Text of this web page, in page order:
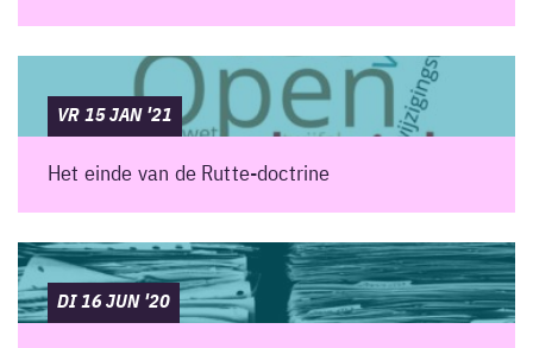
VR 15 JAN '21
Het einde van de Rutte-doctrine
DI 16 JUN '20